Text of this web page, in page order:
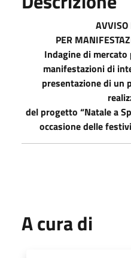
AVVISO
PER
Indagine di mercato
manifestazioni di
presentazione di un
del progetto “Natale a
occasione delle
A cura di